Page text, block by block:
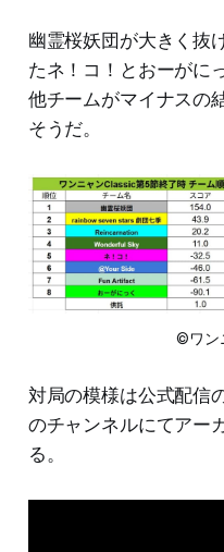
幽霊桜妖団が大きく抜
たネ！コ！とおーがに
他チームがマイナスの
そうだ。
©ワン
対局の模様は公式配信
のチャンネルにてアー
る。